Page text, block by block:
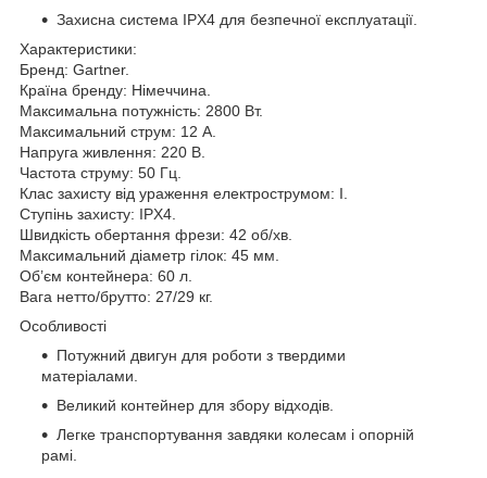
Захисна система IPX4 для безпечної експлуатації.
Характеристики:
Бренд: Gartner.
Країна бренду: Німеччина.
Максимальна потужність: 2800 Вт.
Максимальний струм: 12 А.
Напруга живлення: 220 В.
Частота струму: 50 Гц.
Клас захисту від ураження електрострумом: І.
Ступінь захисту: IPX4.
Швидкість обертання фрези: 42 об/хв.
Максимальний діаметр гілок: 45 мм.
Об’єм контейнера: 60 л.
Вага нетто/брутто: 27/29 кг.
Особливості
Потужний двигун для роботи з твердими
матеріалами.
Великий контейнер для збору відходів.
Легке транспортування завдяки колесам і опорній
рамі.